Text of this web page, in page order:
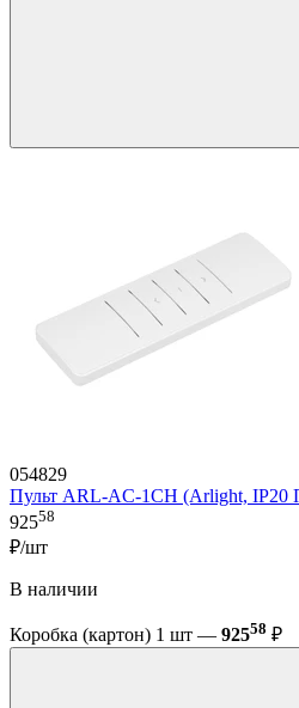
054829
Пульт ARL-AC-1CH (Arlight, IP20
92558
₽/шт
В наличии
Коробка (картон) 1 шт — 92558 ₽